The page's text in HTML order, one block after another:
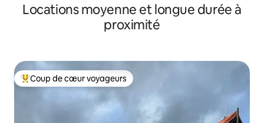
Locations moyenne et longue durée à
proximité
Coups de cœur voyageurs les plus appréciés
Coup de cœur voyageurs